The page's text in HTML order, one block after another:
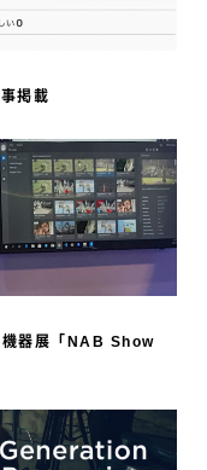
掲載
器展「NAB Show